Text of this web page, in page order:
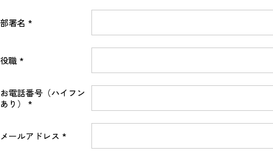
部署名
役職
お電話番号（ハイフン
あり）
メールアドレス